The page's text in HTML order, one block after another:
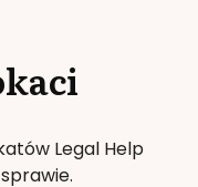
Legal Help